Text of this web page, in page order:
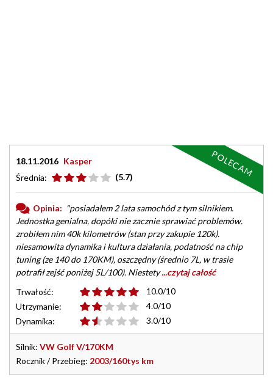
18.11.2016 Kasper
Średnia:
(5.7)
Opinia: "posiadałem 2 lata samochód z tym silnikiem.
Jednostka genialna, dopóki nie zacznie sprawiać problemów.
zrobiłem nim 40k kilometrów (stan przy zakupie 120k).
niesamowita dynamika i kultura działania, podatność na chip
tuning (ze 140 do 170KM), oszczędny (średnio 7L, w trasie
potrafił zejść poniżej 5L/100). Niestety...czytaj całość
Trwałość:
10.0/10
Utrzymanie:
4.0/10
Dynamika:
3.0/10
Silnik: VW Golf V/170KM
Rocznik / Przebieg: 2003/160tys km
POLECAM